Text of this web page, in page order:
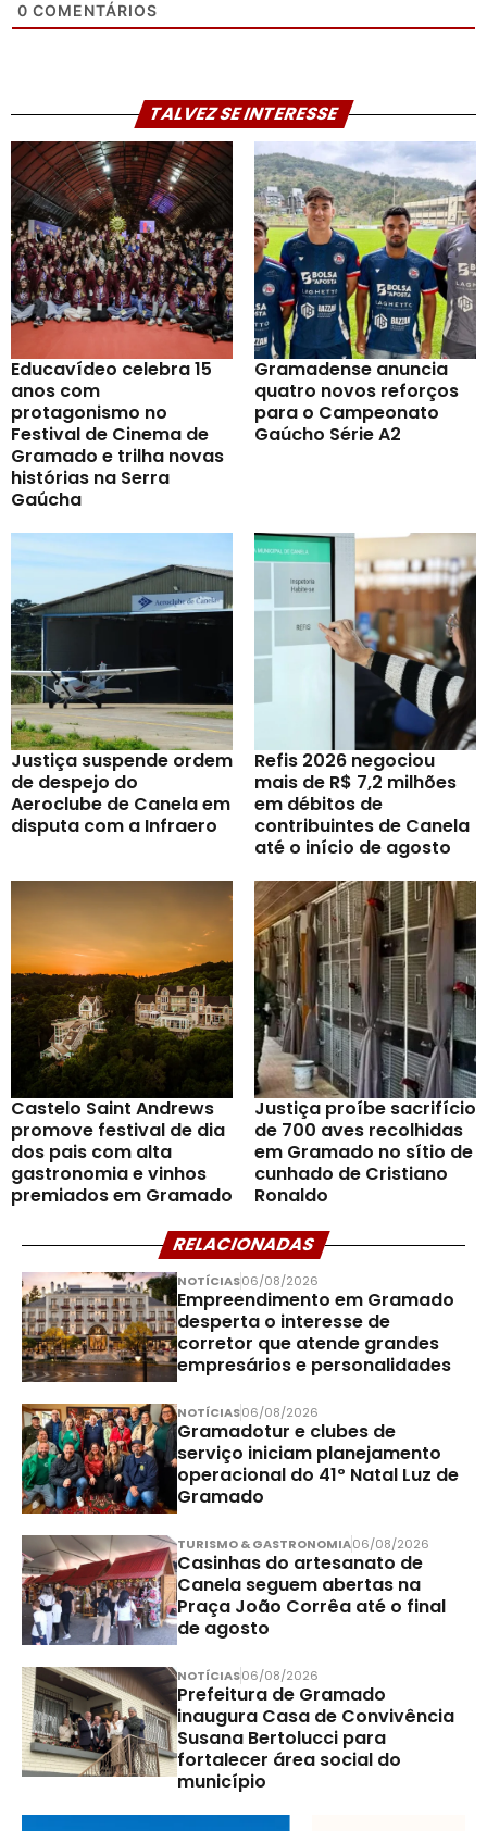
0 COMENTÁRIOS
TALVEZ SE INTERESSE
Educavídeo celebra 15
anos com
protagonismo no
Festival de Cinema de
Gramado e trilha novas
histórias na Serra
Gaúcha
Gramadense anuncia
quatro novos reforços
para o Campeonato
Gaúcho Série A2
Justiça suspende ordem
de despejo do
Aeroclube de Canela em
disputa com a Infraero
Refis 2026 negociou
mais de R$ 7,2 milhões
em débitos de
contribuintes de Canela
até o início de agosto
Castelo Saint Andrews
promove festival de dia
dos pais com alta
gastronomia e vinhos
premiados em Gramado
Justiça proíbe sacrifício
de 700 aves recolhidas
em Gramado no sítio de
cunhado de Cristiano
Ronaldo
RELACIONADAS
NOTÍCIAS06/08/2026
Empreendimento em Gramado
desperta o interesse de
corretor que atende grandes
empresários e personalidades
NOTÍCIAS06/08/2026
Gramadotur e clubes de
serviço iniciam planejamento
operacional do 41º Natal Luz de
Gramado
TURISMO & GASTRONOMIA06/08/2026
Casinhas do artesanato de
Canela seguem abertas na
Praça João Corrêa até o final
de agosto
NOTÍCIAS06/08/2026
Prefeitura de Gramado
inaugura Casa de Convivência
Susana Bertolucci para
fortalecer área social do
município